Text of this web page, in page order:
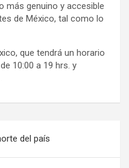
más genuino y accesible
de México, tal como lo
que tendrá un horario
10:00 a 19 hrs. y
del país